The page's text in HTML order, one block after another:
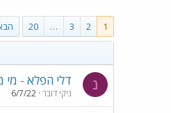
1
2
3
…
20
נ דלי הפלא - מי
ניקי דובר 6/7/22